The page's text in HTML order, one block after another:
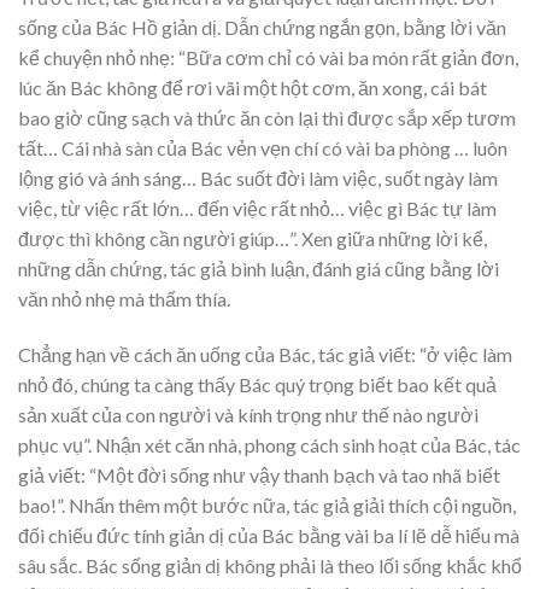
sống của Bác Hồ giản dị. Dẫn chứng ngắn gọn, bằng lời văn
kể chuyện nhỏ nhẹ: “Bữa cơm chỉ có vài ba món rất giản đơn,
lúc ăn Bác không để rơi vãi một hột cơm, ăn xong, cái bát
bao giờ cũng sạch và thức ăn còn lại thì được sắp xếp tươm
tất… Cái nhà sàn của Bác vẻn vẹn chí có vài ba phòng … luôn
lộng gió và ánh sáng… Bác suốt đời làm việc, suốt ngày làm
việc, từ việc rất lớn… đến việc rất nhỏ… việc gì Bác tự làm
được thì không cần người giúp…”. Xen giữa những lời kể,
những dẫn chứng, tác giả bình luận, đánh giá cũng bằng lời
văn nhỏ nhẹ mà thấm thía.
Chẳng hạn về cách ăn uống của Bác, tác giả viết: “ở việc làm
nhỏ đó, chúng ta càng thấy Bác quý trọng biết bao kết quả
sản xuất của con người và kính trọng như thế nào người
phục vụ”. Nhận xét căn nhà, phong cách sinh hoạt của Bác, tác
giả viết: “Một đời sống như vậy thanh bạch và tao nhã biết
bao!”. Nhấn thêm một bước nữa, tác giả giải thích cội nguồn,
đối chiếu đức tính giản dị của Bác bằng vài ba lí lẽ dễ hiểu mà
sâu sắc. Bác sống giản dị không phải là theo lối sống khắc khổ